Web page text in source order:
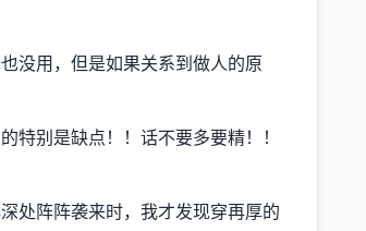
没用，但是如果关系到做人的原
特别是缺点！！话不要多要精！！
处阵阵袭来时，我才发现穿再厚的